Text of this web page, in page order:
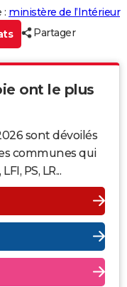
: ministère de l’Intérieur
Partager
ont le plus
sont dévoilés
communes qui
PS, LR...